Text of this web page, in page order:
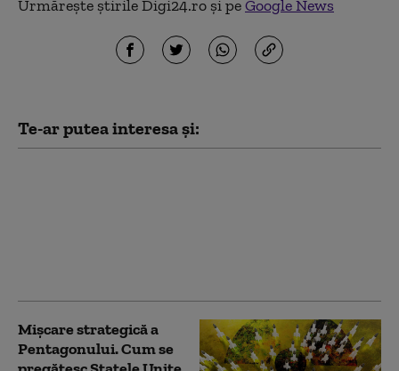
Urmărește știrile Digi24.ro și peGoogle News
Te-ar putea interesa și:
Mișcare strategică a
Pentagonului. Cum se